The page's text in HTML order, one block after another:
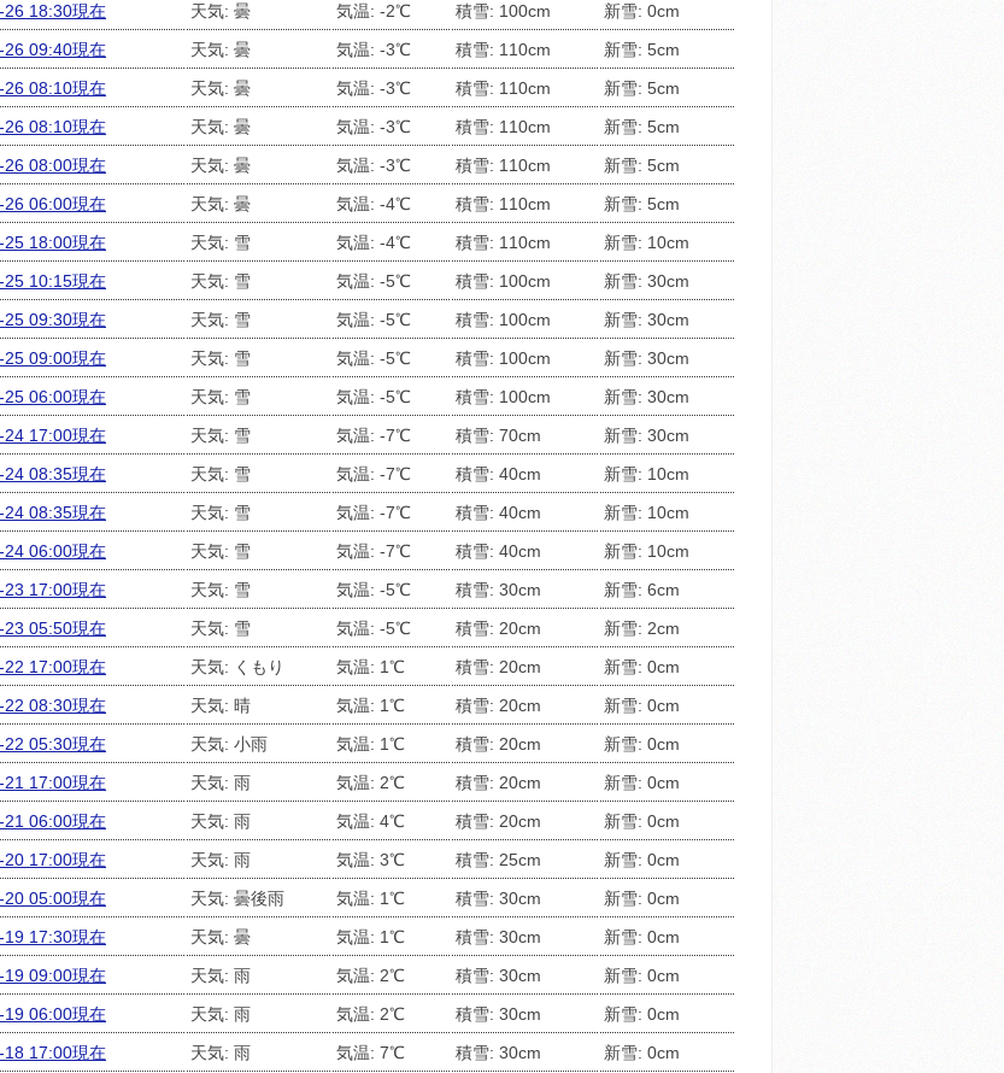
26 18:30現在
天気: 曇 気温: -2℃ 積雪: 100cm
新雪: 0cm
26 09:40現在
天気: 曇 気温: -3℃ 積雪: 110cm
新雪: 5cm
26 08:10現在
天気: 曇 気温: -3℃ 積雪: 110cm
新雪: 5cm
26 08:10現在
天気: 曇 気温: -3℃ 積雪: 110cm
新雪: 5cm
26 08:00現在
天気: 曇 気温: -3℃ 積雪: 110cm
新雪: 5cm
26 06:00現在
天気: 曇 気温: -4℃ 積雪: 110cm
新雪: 5cm
25 18:00現在
天気: 雪 気温: -4℃ 積雪: 110cm
新雪: 10cm
25 10:15現在
天気: 雪 気温: -5℃ 積雪: 100cm
新雪: 30cm
25 09:30現在
天気: 雪 気温: -5℃ 積雪: 100cm
新雪: 30cm
25 09:00現在
天気: 雪 気温: -5℃ 積雪: 100cm
新雪: 30cm
25 06:00現在
天気: 雪 気温: -5℃ 積雪: 100cm
新雪: 30cm
24 17:00現在
天気: 雪 気温: -7℃ 積雪: 70cm
新雪: 30cm
24 08:35現在
天気: 雪 気温: -7℃ 積雪: 40cm
新雪: 10cm
24 08:35現在
天気: 雪 気温: -7℃ 積雪: 40cm
新雪: 10cm
24 06:00現在
天気: 雪 気温: -7℃ 積雪: 40cm
新雪: 10cm
23 17:00現在
天気: 雪 気温: -5℃ 積雪: 30cm
新雪: 6cm
23 05:50現在
天気: 雪 気温: -5℃ 積雪: 20cm
新雪: 2cm
22 17:00現在
天気: くもり 気温: 1℃ 積雪: 20cm
新雪: 0cm
22 08:30現在
天気: 晴 気温: 1℃ 積雪: 20cm
新雪: 0cm
22 05:30現在
天気: 小雨 気温: 1℃ 積雪: 20cm
新雪: 0cm
21 17:00現在
天気: 雨 気温: 2℃ 積雪: 20cm
新雪: 0cm
21 06:00現在
天気: 雨 気温: 4℃ 積雪: 20cm
新雪: 0cm
20 17:00現在
天気: 雨 気温: 3℃ 積雪: 25cm
新雪: 0cm
20 05:00現在
天気: 曇後雨 気温: 1℃ 積雪: 30cm
新雪: 0cm
19 17:30現在
天気: 曇 気温: 1℃ 積雪: 30cm
新雪: 0cm
19 09:00現在
天気: 雨 気温: 2℃ 積雪: 30cm
新雪: 0cm
19 06:00現在
天気: 雨 気温: 2℃ 積雪: 30cm
新雪: 0cm
18 17:00現在
天気: 雨 気温: 7℃ 積雪: 30cm 新雪: 0cm